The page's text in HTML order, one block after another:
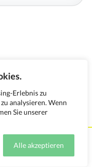
Erlebnis zu
analysieren. Wenn
Sie unserer
Alle akzeptieren